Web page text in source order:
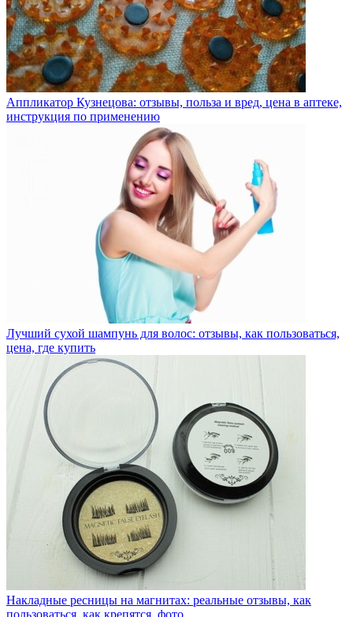
Аппликатор Кузнецова: отзывы, польза и вред, цена в аптеке,
инструкция по применению
Лучший сухой шампунь для волос: отзывы, как пользоваться,
цена, где купить
Накладные ресницы на магнитах: реальные отзывы, как
пользоваться, как крепятся, фото